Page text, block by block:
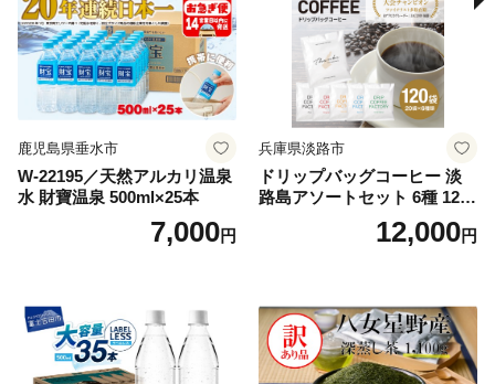
鹿児島県垂水市
W-22195／天然アルカリ温泉
水 財寶温泉 500ml×25本
7,000円
兵庫県淡路市
ドリップバッグコーヒー 淡
路島アソートセット 6種 120
袋 飲み比べ コーヒー
12,000円